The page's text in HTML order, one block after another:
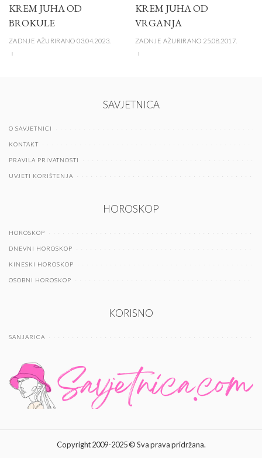
KREM JUHA OD
BROKULE
ZADNJE AŽURIRANO 03.04.2023.
KREM JUHA OD
VRGANJA
ZADNJE AŽURIRANO 25.08.2017.
SAVJETNICA
O SAVJETNICI
KONTAKT
PRAVILA PRIVATNOSTI
UVJETI KORIŠTENJA
HOROSKOP
HOROSKOP
DNEVNI HOROSKOP
KINESKI HOROSKOP
OSOBNI HOROSKOP
KORISNO
SANJARICA
Copyright 2009-2025 © Sva prava pridržana.